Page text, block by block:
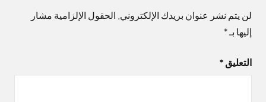
لن يتم نشر عنوان بريدك الإلكتروني. الحقول الإلزامية مشار
إليها بـ*
التعليق *